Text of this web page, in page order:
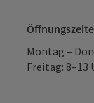
Montag –
Freitag: 8–13